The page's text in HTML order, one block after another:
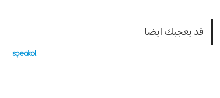
قد يعجبك ايضا